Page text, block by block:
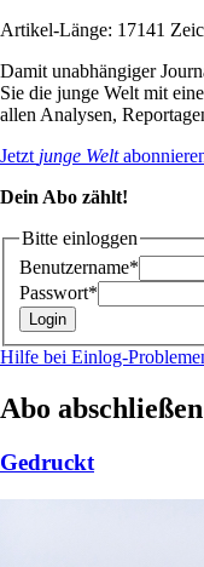
Artikel-Länge: 17141
Damit unabhängiger
Sie die junge Welt mit
allen Analysen,
Jetzt junge Welt
Dein Abo zählt!
Bitte einloggen
Benutzername*
Passwort*
Hilfe bei Einlog-
Abo abschließen
Gedruckt